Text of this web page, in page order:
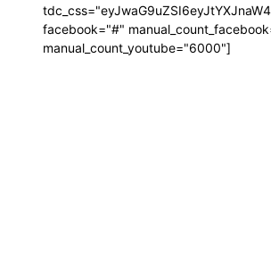
facebook="#"
manual_count_youtube="6000"]